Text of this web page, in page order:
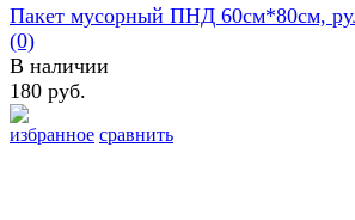
избранное сравнить
Пакет мусорный ПНД 60см*80см,
(0)
В наличии
180 руб.